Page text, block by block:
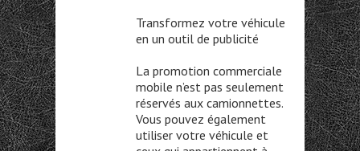
Transformez votre véhicule
en un outil de publicité
La promotion commerciale
mobile n’est pas seulement
réservés aux camionnettes.
Vous pouvez également
utiliser votre véhicule et